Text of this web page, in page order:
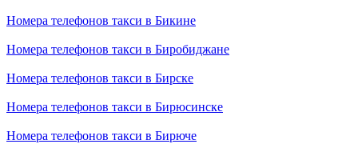
Номера телефонов такси в Бикине
Номера телефонов такси в Биробиджане
Номера телефонов такси в Бирске
Номера телефонов такси в Бирюсинске
Номера телефонов такси в Бирюче